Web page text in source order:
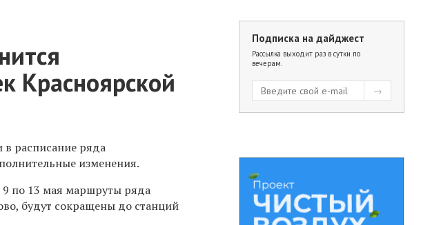
Красноярской
в расписание ряда
изменения.
по 13 мая маршруты ряда
будут сокращены до станций
Подписка на дайджест
Рассылка выходит раз в сутки по
вечерам.